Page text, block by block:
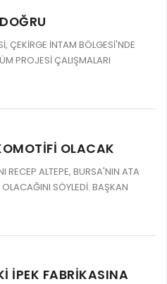
ÇEKİRGE İNTAM BÖLGESİ'NDE
PROJESİ ÇALIŞMALARI
OLACAK
RECEP ALTEPE, BURSA'NIN ATA
SÖYLEDİ. BAŞKAN
İPEK FABRİKASINA